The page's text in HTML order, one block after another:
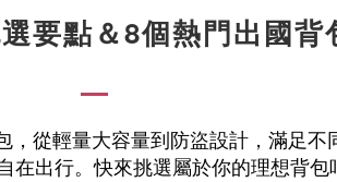
要點＆8個熱門出國背
從輕量大容量到防盜設計，滿足
在出行。快來挑選屬於你的理想背包